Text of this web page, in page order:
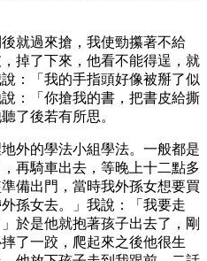
就過來搶，我使勁攥著不給
掉了下來，他看不能得逞，就
：「我的手指頭好像被掰了似
：「你搶我的書，把書皮給撕
了後若有所思。
外的學法小組學法。一般都是
再騎車出去，等晚上十二點多
備出門，當時我外孫女想要買
孫女去。」我說：「我要走
於是他就抱著孩子出去了，剛
了一跤，爬起來之後他很生